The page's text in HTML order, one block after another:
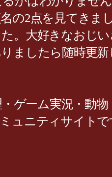
の2点を見てきま
。大好きなおじ
ましたら随時更
ゲーム実況・動物
ュニティサイトで